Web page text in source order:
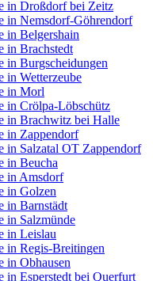
in Droßdorf bei Zeitz
in Nemsdorf-Göhrendorf
in Belgershain
in Brachstedt
in Burgscheidungen
in Wetterzeube
in Morl
in Crölpa-Löbschütz
in Brachwitz bei Halle
in Zappendorf
in Salzatal OT Zappendorf
in Beucha
in Amsdorf
in Golzen
in Barnstädt
in Salzmünde
in Leislau
in Regis-Breitingen
in Obhausen
in Esperstedt bei Querfurt